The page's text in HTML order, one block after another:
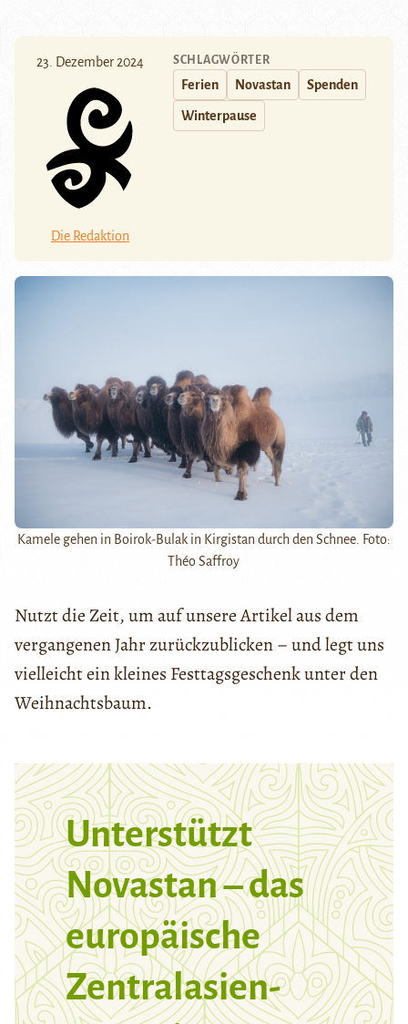
23. Dezember 2024
Die Redaktion
SCHLAGWÖRTER
Ferien Novastan Spenden
Winterpause
Kamele gehen in Boirok-Bulak in Kirgistan durch den Schnee. Foto:
Théo Saffroy
Nutzt die Zeit, um auf unsere Artikel aus dem
vergangenen Jahr zurückzublicken – und legt uns
vielleicht ein kleines Festtagsgeschenk unter den
Weihnachtsbaum.
Unterstützt
Novastan – das
europäische
Zentralasien-